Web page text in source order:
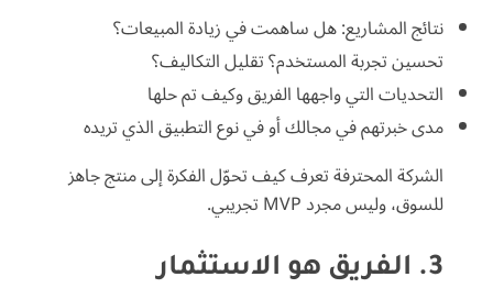
نتائج المشاريع: هل ساهمت في زيادة المبيعات؟
تحسين تجربة المستخدم؟ تقليل التكاليف؟
التحديات التي واجهها الفريق وكيف تم حلها
مدى خبرتهم في مجالك أو في نوع التطبيق الذي تريده
الشركة المحترفة تعرف كيف تحوّل الفكرة إلى منتج جاهز
للسوق، وليس مجرد MVP تجريبي.
3. الفريق هو الاستثمار